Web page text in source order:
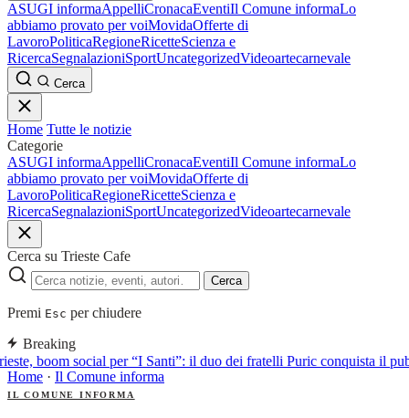
ASUGI informaAppelliCronacaEventiIl Comune informaLo
abbiamo provato per voiMovidaOfferte di
LavoroPoliticaRegioneRicetteScienza e
RicercaSegnalazioniSportUncategorizedVideoartecarnevale
Cerca
Home Tutte le notizie
Categorie
ASUGI informaAppelliCronacaEventiIl Comune informaLo
abbiamo provato per voiMovidaOfferte di
LavoroPoliticaRegioneRicetteScienza e
RicercaSegnalazioniSportUncategorizedVideoartecarnevale
Cerca su Trieste Cafe
Cerca
Premi Esc per chiudere
Breaking
boom social per “I Santi”: il duo dei fratelli Puric conquista il
Home · Il Comune informa
IL COMUNE INFORMA